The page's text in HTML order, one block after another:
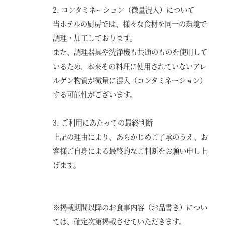
2. コンタミネーション（微量混入）について
当ホテルの厨房では、様々な食材を同一の環境で
調理・加工しております。
また、調理器具や洗浄機も共通のものを使用して
いるため、本来その料理に使用されていないアレ
ルゲン物質が微量に混入（コンタミネーション）
する可能性がございます。
3. ご利用にあたっての最終判断
上記の理由により、あらかじめご了承のうえ、お
客様ご自身による最終的なご判断をお願い申し上
げます。
※掲載期間以降のお食事内容（お品書き）につい
ては、確定次第掲載させていただきます。